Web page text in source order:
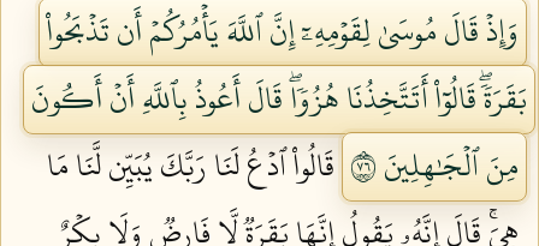
وَإِذۡ قَالَ مُوسَىٰ لِقَوۡمِهِۦٓ إِنَّ ٱللَّهَ يَأۡمُرُكُمۡ أَن تَذۡبَحُواْ
بَقَرَةٗۖ قَالُوٓاْ أَتَتَّخِذُنَا هُزُوٗاۖ قَالَ أَعُوذُ بِٱللَّهِ أَنۡ أَكُونَ
مِنَ ٱلۡجَٰهِلِينَ ٦٧
قَالُواْ ٱدۡعُ لَنَا رَبَّكَ يُبَيِّن لَّنَا مَا
هِيَۚ قَالَ إِنَّهُۥ يَقُولُ إِنَّهَا بَقَرَةٞ لَّا فَارِضٞ وَلَا بِكۡرٌ